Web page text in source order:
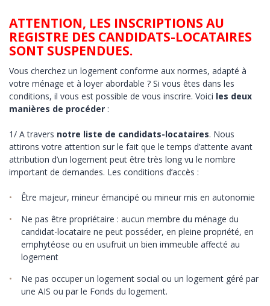
ATTENTION, LES INSCRIPTIONS AU
REGISTRE DES CANDIDATS-LOCATAIRES
SONT SUSPENDUES.
Vous cherchez un logement conforme aux normes, adapté à
votre ménage et à loyer abordable ? Si vous êtes dans les
conditions, il vous est possible de vous inscrire. Voici les deux
manières de procéder :
1/ A travers notre liste de candidats-locataires. Nous
attirons votre attention sur le fait que le temps d’attente avant
attribution d’un logement peut être très long vu le nombre
important de demandes. Les conditions d’accès :
Être majeur, mineur émancipé ou mineur mis en autonomie
Ne pas être propriétaire : aucun membre du ménage du
candidat-locataire ne peut posséder, en pleine propriété, en
emphytéose ou en usufruit un bien immeuble affecté au
logement
Ne pas occuper un logement social ou un logement géré par
une AIS ou par le Fonds du logement.